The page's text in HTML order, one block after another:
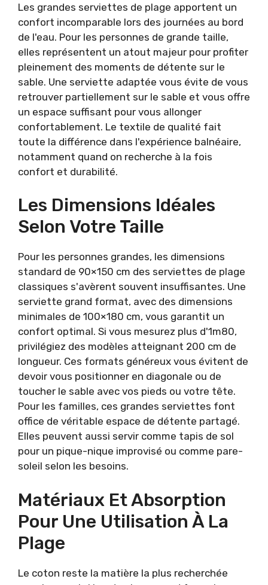
Les grandes serviettes de plage apportent un
confort incomparable lors des journées au bord
de l'eau. Pour les personnes de grande taille,
elles représentent un atout majeur pour profiter
pleinement des moments de détente sur le
sable. Une serviette adaptée vous évite de vous
retrouver partiellement sur le sable et vous offre
un espace suffisant pour vous allonger
confortablement. Le textile de qualité fait
toute la différence dans l'expérience balnéaire,
notamment quand on recherche à la fois
confort et durabilité.
Les Dimensions Idéales
Selon Votre Taille
Pour les personnes grandes, les dimensions
standard de 90×150 cm des serviettes de plage
classiques s'avèrent souvent insuffisantes. Une
serviette grand format, avec des dimensions
minimales de 100×180 cm, vous garantit un
confort optimal. Si vous mesurez plus d'1m80,
privilégiez des modèles atteignant 200 cm de
longueur. Ces formats généreux vous évitent de
devoir vous positionner en diagonale ou de
toucher le sable avec vos pieds ou votre tête.
Pour les familles, ces grandes serviettes font
office de véritable espace de détente partagé.
Elles peuvent aussi servir comme tapis de sol
pour un pique-nique improvisé ou comme pare-
soleil selon les besoins.
Matériaux Et Absorption
Pour Une Utilisation À La
Plage
Le coton reste la matière la plus recherchée